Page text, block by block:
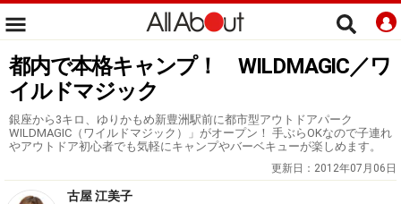
都内で本格キャンプ！ WILDMAGIC／ワ
イルドマジック
銀座から3キロ、ゆりかもめ新豊洲駅前に都市型アウトドアパーク
WILDMAGIC（ワイルドマジック）」がオープン！ 手ぶらOKなので子連れ
やアウトドア初心者でも気軽にキャンプやバーベキューが楽しめます。
更新日： 2012年07月06日
古屋 江美子